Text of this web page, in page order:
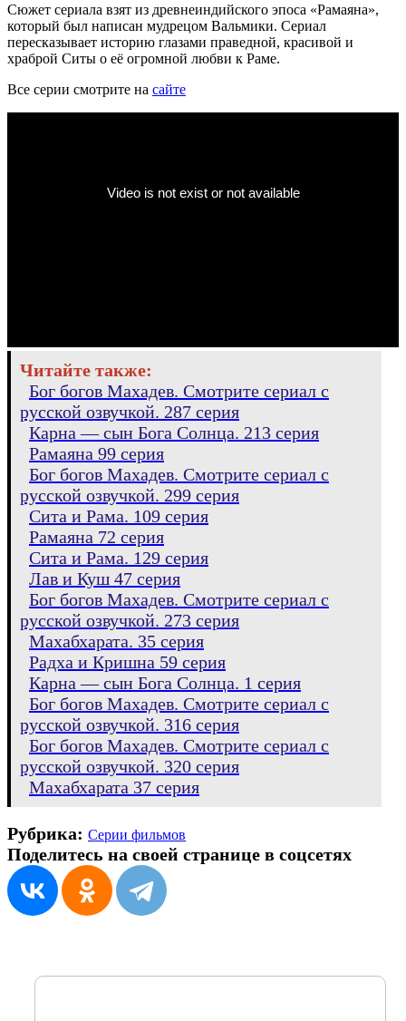
Сюжет сериала взят из древнеиндийского эпоса «Рамаяна»,
который был написан мудрецом Вальмики. Сериал
пересказывает историю глазами праведной, красивой и
храброй Ситы о её огромной любви к Раме.
Все серии смотрите на сайте
Читайте также:
Бог богов Махадев. Смотрите сериал с
русской озвучкой. 287 серия
Карна — сын Бога Солнца. 213 серия
Рамаяна 99 серия
Бог богов Махадев. Смотрите сериал с
русской озвучкой. 299 серия
Сита и Рама. 109 серия
Рамаяна 72 серия
Сита и Рама. 129 серия
Лав и Куш 47 серия
Бог богов Махадев. Смотрите сериал с
русской озвучкой. 273 серия
Махабхарата. 35 серия
Радха и Кришна 59 серия
Карна — сын Бога Солнца. 1 серия
Бог богов Махадев. Смотрите сериал с
русской озвучкой. 316 серия
Бог богов Махадев. Смотрите сериал с
русской озвучкой. 320 серия
Махабхарата 37 серия
Рубрика: Серии фильмов
Поделитесь на своей странице в соцсетях